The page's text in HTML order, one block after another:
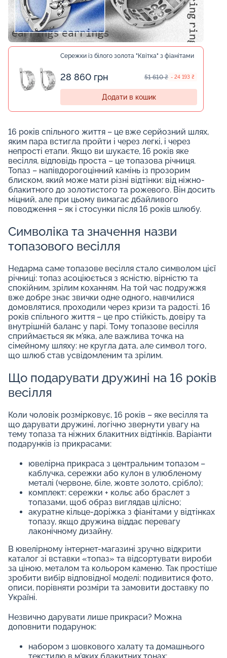
Сережки із білого золота "Квітка" з фіанітами
28 860 грн 51 610 ₴ - 24 193 ₴
Додати в кошик
16 років спільного життя – це вже серйозний шлях,
яким пара встигла пройти і через легкі, і через
непрості етапи. Якщо ви шукаєте, 16 років яке
весілля, відповідь проста – це топазова річниця.
Топаз – напівдорогоцінний камінь із прозорим
блиском, який може мати різні відтінки: від ніжно-
блакитного до золотистого та рожевого. Він досить
міцний, але при цьому вимагає дбайливого
поводження – як і стосунки після 16 років шлюбу.
Символіка та значення назви
топазового весілля
Недарма саме топазове весілля стало символом цієї
річниці: топаз асоціюється з ясністю, вірністю та
спокійним, зрілим коханням. На той час подружжя
вже добре знає звички одне одного, навчилися
домовлятися, проходили через кризи та радості. 16
років спільного життя – це про стійкість, довіру та
внутрішній баланс у парі. Тому топазове весілля
сприймається як м'яка, але важлива точка на
сімейному шляху: не кругла дата, але символ того,
що шлюб став усвідомленим та зрілим.
Що подарувати дружині на 16 років
весілля
Коли чоловік розмірковує, 16 років – яке весілля та
що дарувати дружині, логічно звернути увагу на
тему топаза та ніжних блакитних відтінків. Варіанти
подарунків із прикрасами:
ювелірна прикраса з центральним топазом –
каблучка, сережки або кулон в улюбленому
металі (червоне, біле, жовте золото, срібло);
комплект: сережки + кольє або браслет з
топазами, щоб образ виглядав цілісно;
акуратне кільце-доріжка з фіанітами у відтінках
топазу, якщо дружина віддає перевагу
лаконічному дизайну.
В ювелірному інтернет-магазині зручно відкрити
каталог зі вставки «топаз» та відсортувати вироби
за ціною, металом та кольором каменю. Так простіше
зробити вибір відповідної моделі: подивитися фото,
описи, порівняти розміри та замовити доставку по
Україні.
Незвично дарувати лише прикраси? Можна
доповнити подарунок:
набором з шовкового халату та домашнього